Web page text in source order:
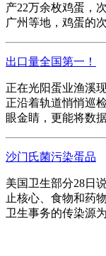
产22万余枚鸡蛋，
广州等地，鸡蛋的
出口量全国第一！
正在光阳蛋业渔溪
正沿着轨道悄悄巡
眼金睛，更能将数
沙门氏菌污染蛋品
美国卫生部分28日
止核心、食物和药
卫生事务的传染源